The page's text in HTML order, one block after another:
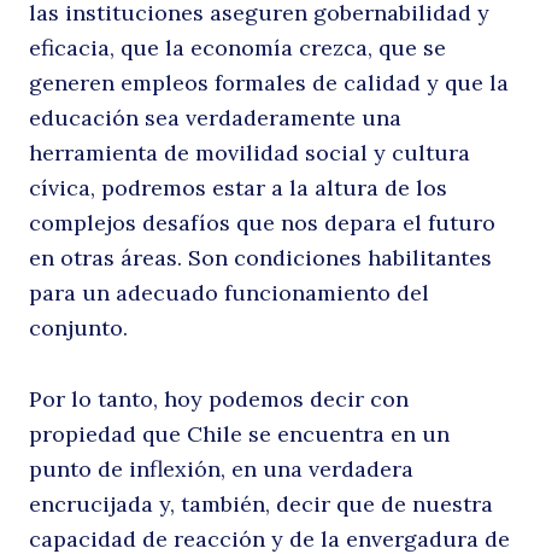
Buscar
las instituciones aseguren gobernabilidad y
eficacia, que la economía crezca, que se
generen empleos formales de calidad y que la
educación sea verdaderamente una
herramienta de movilidad social y cultura
cívica, podremos estar a la altura de los
complejos desafíos que nos depara el futuro
en otras áreas. Son condiciones habilitantes
para un adecuado funcionamiento del
conjunto.
Por lo tanto, hoy podemos decir con
propiedad que Chile se encuentra en un
punto de inflexión, en una verdadera
encrucijada y, también, decir que de nuestra
capacidad de reacción y de la envergadura de